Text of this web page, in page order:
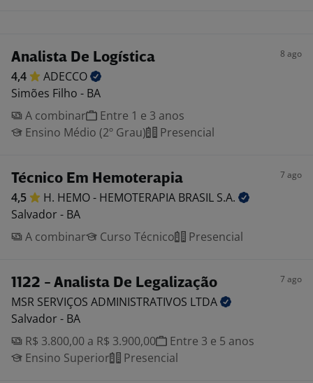
Analista De Logística 8 ago
4,4
ADECCO
Simões Filho - BA
A combinar
Entre 1 e 3 anos
Ensino Médio (2º Grau)
Presencial
Técnico Em Hemoterapia 7 ago
4,5 H. HEMO - HEMOTERAPIA BRASIL S.A.
Salvador - BA
A combinar
Curso Técnico Presencial
1122 - Analista De Legalização 7 ago
MSR SERVIÇOS ADMINISTRATIVOS LTDA
Salvador - BA
R$ 3.800,00 a R$ 3.900,00
Entre 3 e 5 anos
Ensino Superior
Presencial